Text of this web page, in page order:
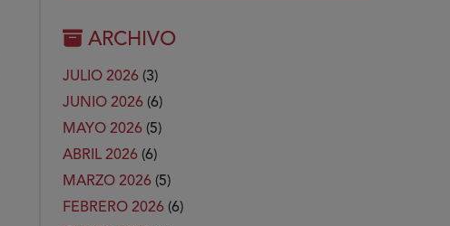
ARCHIVO
JULIO 2026 (3)
JUNIO 2026 (6)
MAYO 2026 (5)
ABRIL 2026 (6)
MARZO 2026 (5)
FEBRERO 2026 (6)